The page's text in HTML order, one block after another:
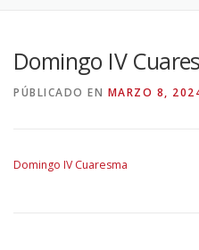
SACRAMENTOS
Domingo IV
PÚBLICADO EN MARZO 8,
Domingo IV Cuaresma